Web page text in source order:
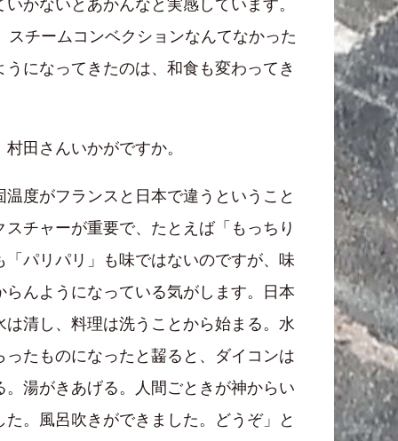
かないとあかんなと実感しています。
チームコンベクションなんてなかった
になってきたのは、和食も変わってき
田さんいかがですか。
度がフランスと日本で違うということ
チャーが重要で、たとえば「もっちり
パリパリ」も味ではないのですが、味
んようになっている気がします。日本
清し、料理は洗うことから始まる。水
たものになったと齧ると、ダイコンは
湯がきあげる。人間ごときが神からい
。風呂吹きができました。どうぞ」と